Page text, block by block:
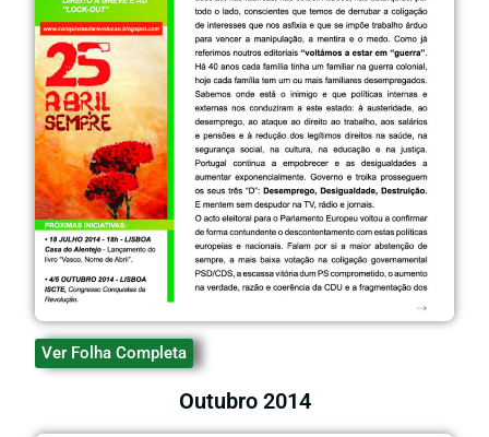
Ver Folha Completa
Outubro 2014